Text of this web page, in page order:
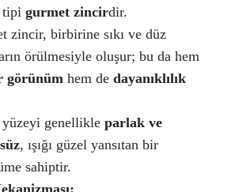
tipi gurmet zincirdir.
zincir, birbirine sıkı ve düz
örülmesiyle oluşur; bu da hem
görünüm hem de dayanıklılık
genellikle parlak ve
, ışığı güzel yansıtan bir
sahiptir.